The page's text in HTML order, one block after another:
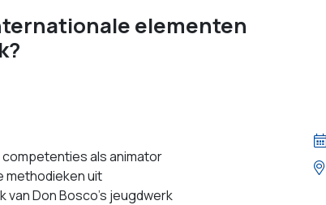
elementen
als animator
methodieken uit
van Don Bosco’s jeugdwerk